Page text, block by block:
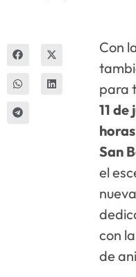
Con
para
11
San
el
con
de